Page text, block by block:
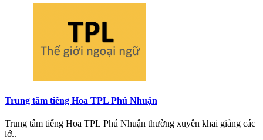
Trung tâm tiếng Hoa TPL Phú Nhuận
Trung tâm tiếng Hoa TPL Phú Nhuận thường xuyên khai giảng các
lớ..